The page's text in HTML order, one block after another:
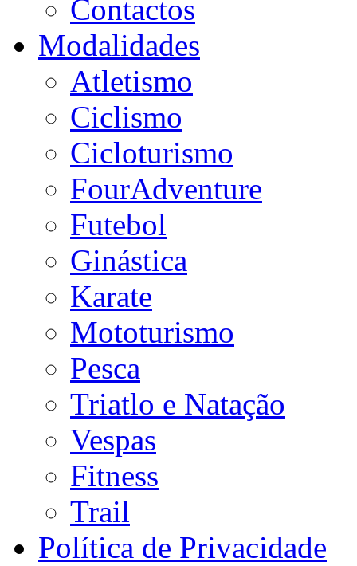
Contactos
Modalidades
Atletismo
Ciclismo
Cicloturismo
FourAdventure
Futebol
Ginástica
Karate
Mototurismo
Pesca
Triatlo e Natação
Vespas
Fitness
Trail
Política de Privacidade